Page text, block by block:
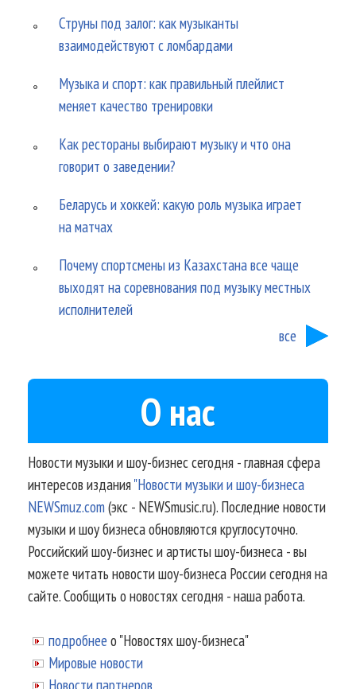
Струны под залог: как музыканты
взаимодействуют с ломбардами
Музыка и спорт: как правильный плейлист
меняет качество тренировки
Как рестораны выбирают музыку и что она
говорит о заведении?
Беларусь и хоккей: какую роль музыка играет
на матчах
Почему спортсмены из Казахстана все чаще
выходят на соревнования под музыку местных
исполнителей
все
О нас
Новости музыки и шоу-бизнес сегодня - главная сфера
интересов издания"Новости музыки и шоу-бизнеса
NEWSmuz.com(экс - NEWSmusic.ru). Последние новости
музыки и шоу бизнеса обновляются круглосуточно.
Российский шоу-бизнес и артисты шоу-бизнеса - вы
можете читать новости шоу-бизнеса России сегодня на
сайте. Сообщить о новостях сегодня - наша работа.
подробнее о "Новостях шоу-бизнеса"
Мировые новости
Новости партнеров